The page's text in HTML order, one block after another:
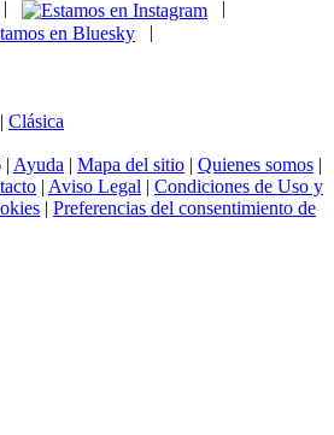
|
Clásica
| Ayuda | Mapa del sitio | Quienes somos |
| Aviso Legal | Condiciones de Uso y
| Preferencias del consentimiento de